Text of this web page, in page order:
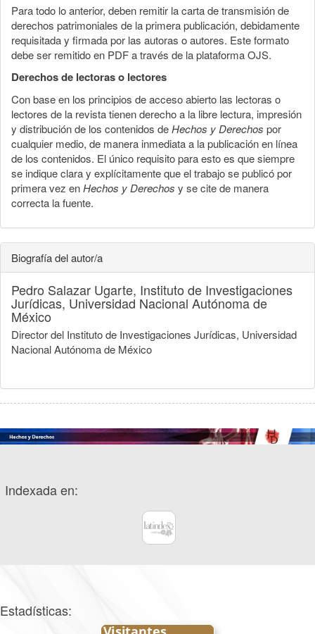
Para todo lo anterior, deben remitir la carta de transmisión de
derechos patrimoniales de la primera publicación, debidamente
requisitada y firmada por las autoras o autores. Este formato
debe ser remitido en PDF a través de la plataforma OJS.
Derechos de lectoras o lectores
Con base en los principios de acceso abierto las lectoras o
lectores de la revista tienen derecho a la libre lectura, impresión
y distribución de los contenidos deHechos y Derechos por
cualquier medio, de manera inmediata a la publicación en línea
de los contenidos. El único requisito para esto es que siempre
se indique clara y explícitamente que el trabajo se publicó por
primera vez enHechos y Derechos y se cite de manera
correcta la fuente.
Biografía del autor/a
Pedro Salazar Ugarte, Instituto de Investigaciones
Jurídicas, Universidad Nacional Autónoma de
México
Director del Instituto de Investigaciones Jurídicas, Universidad
Nacional Autónoma de México
Indexada en:
Estadísticas: